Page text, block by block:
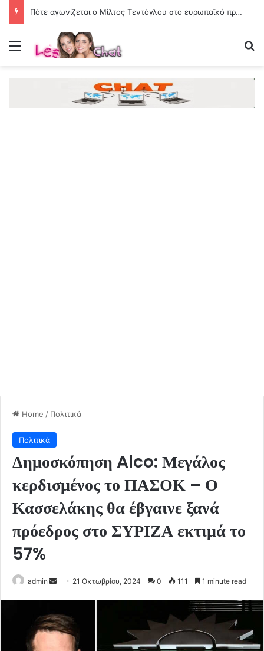
Πότε αγωνίζεται ο Μίλτος Τεντόγλου στο ευρωπαϊκό πρωτάθλημα στίβου
Menu
Home / Πολιτικά
Πολιτικά
Δημοσκόπηση Alco: Μεγάλος
κερδισμένος το ΠΑΣΟΚ – Ο
Κασσελάκης θα έβγαινε ξανά
πρόεδρος στο ΣΥΡΙΖΑ εκτιμά το
57%
admin
Send 21 Οκτωβρίου, 2024 0 111 1 minute read